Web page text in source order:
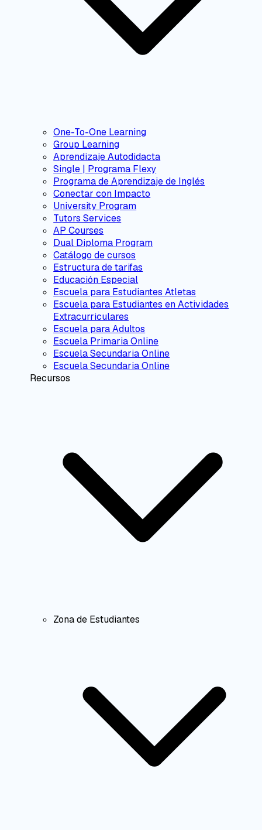
One-To-One Learning
Group Learning
Aprendizaje Autodidacta
Single | Programa Flexy
Programa de Aprendizaje de Inglés
Conectar con Impacto
University Program
Tutors Services
AP Courses
Dual Diploma Program
Catálogo de cursos
Estructura de tarifas
Educación Especial
Escuela para Estudiantes Atletas
Escuela para Estudiantes en Actividades
Extracurriculares
Escuela para Adultos
Escuela Primaria Online
Escuela Secundaria Online
Escuela Secundaria Online
Recursos
Zona de Estudiantes